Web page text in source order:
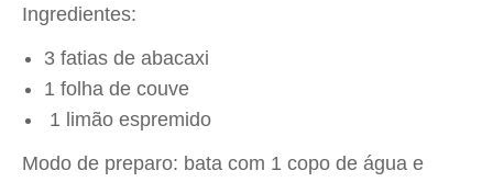
Ingredientes:
3 fatias de abacaxi
1 folha de couve
1 limão espremido
Modo de preparo: bata com 1 copo de água e